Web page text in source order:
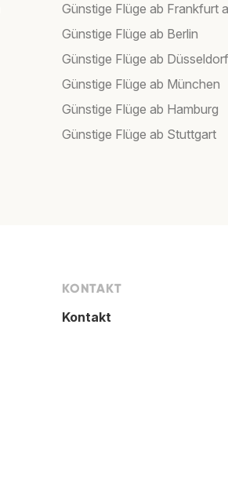
Günstige Flüge ab Frankfurt
Günstige Flüge ab Berlin
Günstige Flüge ab Düsseldorf
Günstige Flüge ab München
Günstige Flüge ab Hamburg
Günstige Flüge ab Stuttgart
KONTAKT
Kontakt